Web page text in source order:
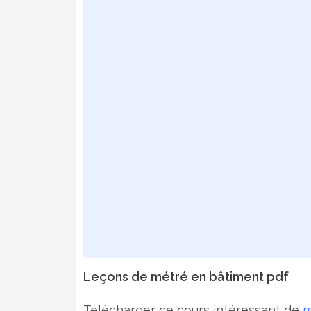
Leçons de métré en bâtiment pdf